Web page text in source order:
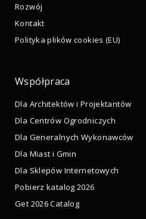
Rozwój
Kontakt
Polityka plików cookies (EU)
Współpraca
Dla Architektów i Projektantów
Dla Centrów Ogrodniczych
Dla Generalnych Wykonawców
Dla Miast i Gmin
Dla Sklepów Internetowych
Pobierz katalog 2026
Get 2026 Catalog